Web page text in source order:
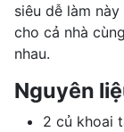
siêu dễ làm
cho cả nhà
nhau.
Nguyên
2 củ khoai